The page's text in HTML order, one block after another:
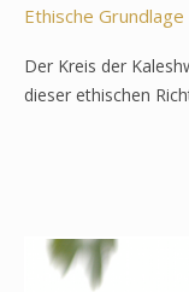
Ethische Grundlage
Der Kreis der
dieser ethischen